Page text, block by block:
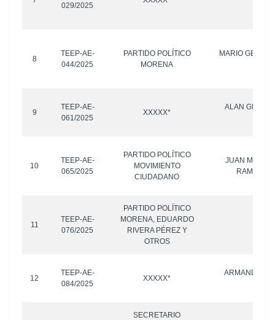
029/2025
8
TEEP-AE-
044/2025
PARTIDO POLÍTICO
MORENA
MARIO
9
TEEP-AE-
061/2025
XXXXX*
ALAN
10
TEEP-AE-
065/2025
PARTIDO POLÍTICO
MOVIMIENTO
CIUDADANO
JUAN
RAMÍREZ
11
TEEP-AE-
076/2025
PARTIDO POLÍTICO
MORENA, EDUARDO
RIVERA PÉREZ Y
OTROS
12
TEEP-AE-
084/2025
XXXXX*
ARMANDO
SECRETARIO